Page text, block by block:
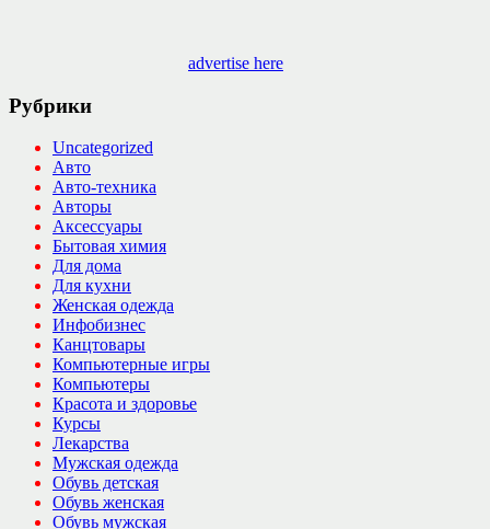
advertise here
Рубрики
Uncategorized
Авто
Авто-техника
Авторы
Аксессуары
Бытовая химия
Для дома
Для кухни
Женская одежда
Инфобизнес
Канцтовары
Компьютерные игры
Компьютеры
Красота и здоровье
Курсы
Лекарства
Мужская одежда
Обувь детская
Обувь женская
Обувь мужская